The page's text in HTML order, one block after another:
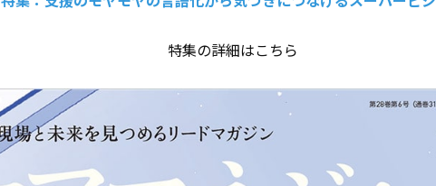
特集の詳細はこちら